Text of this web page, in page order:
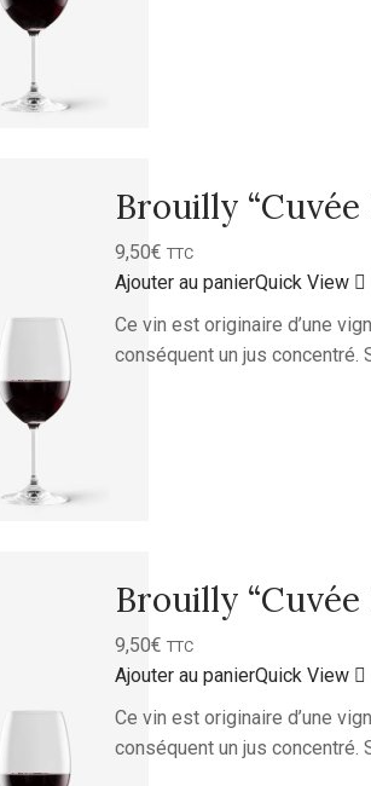
Brouilly “Cuvée
9,50€ TTC
Ajouter au panierQuick View
Ce vin est originaire d’une
conséquent un jus
Brouilly “Cuvée
9,50€ TTC
Ajouter au panierQuick View
Ce vin est originaire d’une
conséquent un jus